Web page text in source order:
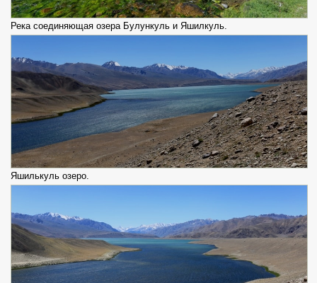
Река соединяющая озера Булункуль и Яшилкуль.
Яшилькуль озеро.